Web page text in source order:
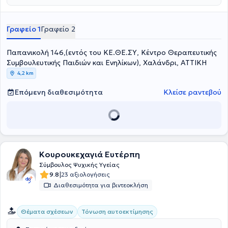
Γραφείο 1Γραφείο 2
Παπανικολή 146,(εντός του ΚΕ.ΘΕ.ΣΥ, Κέντρο Θεραπευτικής
Συμβουλευτικής Παιδιών και Ενηλίκων), Χαλάνδρι, ΑΤΤΙΚΗ
4,2 km
Επόμενη διαθεσιμότητα Κλείσε ραντεβού
Κουρουκεχαγιά Ευτέρπη
Σύμβουλος Ψυχικής Υγείας
9.8|23 αξιολογήσεις
Διαθεσιμότητα για βιντεοκλήση
Θέματα σχέσεων Τόνωση αυτοεκτίμησης